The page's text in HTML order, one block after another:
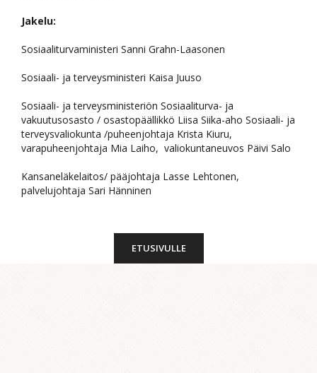
Jakelu:
Sosiaaliturvaministeri Sanni Grahn-Laasonen
Sosiaali- ja terveysministeri Kaisa Juuso
Sosiaali- ja terveysministeriön Sosiaaliturva- ja
vakuutusosasto / osastopäällikkö Liisa Siika-aho Sosiaali- ja
terveysvaliokunta /puheenjohtaja Krista Kiuru,
varapuheenjohtaja Mia Laiho, valiokuntaneuvos Päivi Salo
Kansaneläkelaitos/ pääjohtaja Lasse Lehtonen,
palvelujohtaja Sari Hänninen
ETUSIVULLE